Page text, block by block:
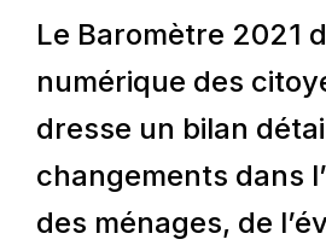
Le Baromètre 2021
numérique des
dresse un bilan
changements dans
des ménages, de